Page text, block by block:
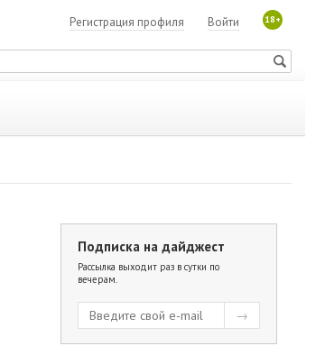
18+
Войти
Регистрация профиля
Подписка на дайджест
Рассылка выходит раз в сутки по
вечерам.